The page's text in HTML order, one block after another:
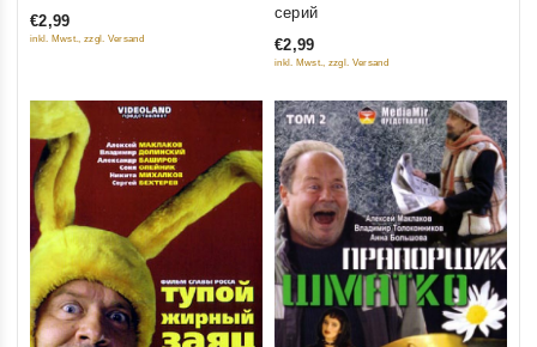
of
€2,99
inkl. Mwst., zzgl. Versand
5
серий
€2,99
inkl. Mwst., zzgl. Versand